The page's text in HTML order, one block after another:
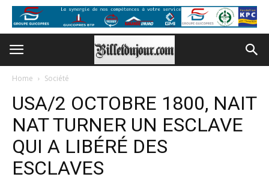
Home Société
USA/2 OCTOBRE 1800, NAIT
NAT TURNER UN ESCLAVE
QUI A LIBÉRÉ DES
ESCLAVES